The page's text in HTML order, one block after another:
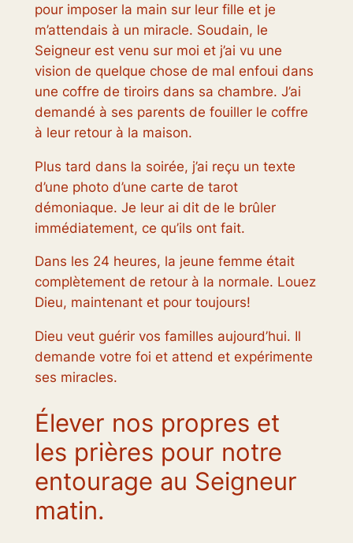
pour imposer la main sur leur fille et je
m’attendais à un miracle. Soudain, le
Seigneur est venu sur moi et j’ai vu une
vision de quelque chose de mal enfoui dans
une coffre de tiroirs dans sa chambre. J’ai
demandé à ses parents de fouiller le coffre
à leur retour à la maison.
Plus tard dans la soirée, j’ai reçu un texte
d’une photo d’une carte de tarot
démoniaque. Je leur ai dit de le brûler
immédiatement, ce qu’ils ont fait.
Dans les 24 heures, la jeune femme était
complètement de retour à la normale. Louez
Dieu, maintenant et pour toujours!
Dieu veut guérir vos familles aujourd’hui. Il
demande votre foi et attend et expérimente
ses miracles.
Élever nos propres et
les prières pour notre
entourage au Seigneur
matin.